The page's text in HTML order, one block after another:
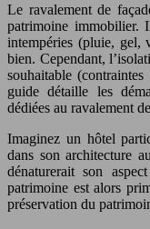
Le ravalement de
patrimoine immobilier.
intempéries (pluie, gel,
bien. Cependant,
souhaitable
guide détaille les
dédiées au ravalement
Imaginez un hôtel
dans son architecture
dénaturerait son
patrimoine est alors
préservation du